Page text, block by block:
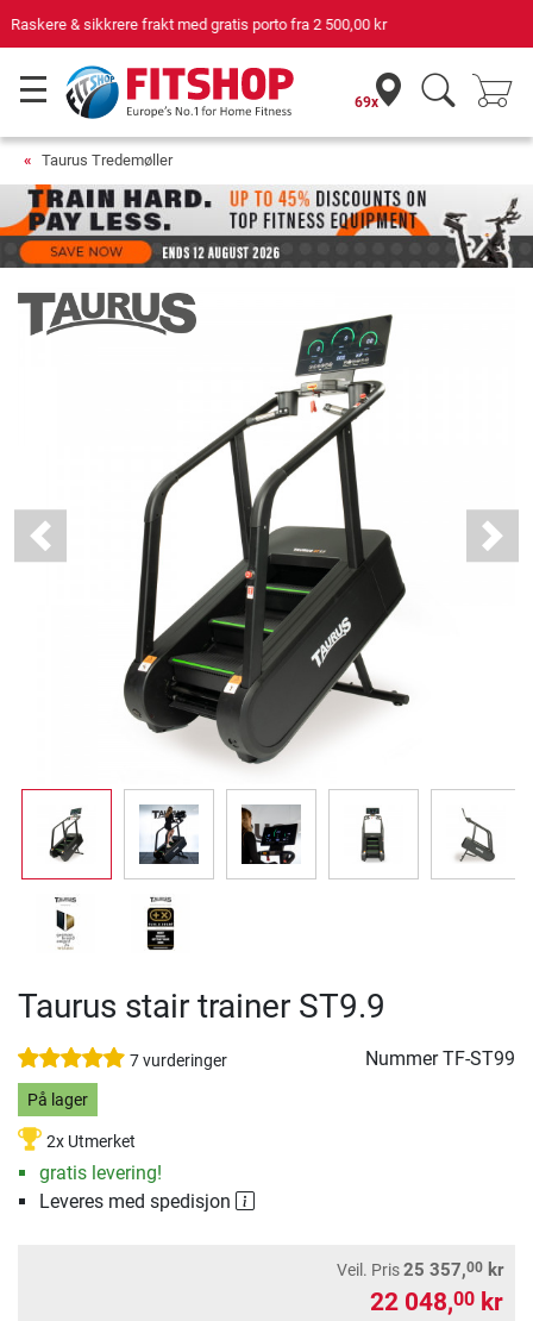
Din ekspert for hjemmetrening i 42 år
69x
Taurus Tredemøller
Previous Next
Taurus stair trainer ST9.9
7 vurderinger NummerTF-ST99
På lager
2x Utmerket
gratis levering!
Leveres med spedisjon
Veil. Pris25 357,00 kr
22 048,00 kr